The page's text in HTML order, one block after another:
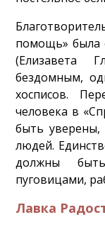
помощь» была
(Елизавета
бездомным,
хосписов.
человека в
быть
людей.
должны
пуговицами,
Лавка